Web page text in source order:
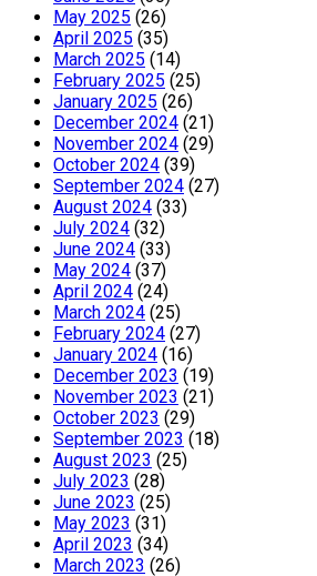
May 2025 (26)
April 2025 (35)
March 2025 (14)
February 2025 (25)
January 2025 (26)
December 2024 (21)
November 2024 (29)
October 2024 (39)
September 2024 (27)
August 2024 (33)
July 2024 (32)
June 2024 (33)
May 2024 (37)
April 2024 (24)
March 2024 (25)
February 2024 (27)
January 2024 (16)
December 2023 (19)
November 2023 (21)
October 2023 (29)
September 2023 (18)
August 2023 (25)
July 2023 (28)
June 2023 (25)
May 2023 (31)
April 2023 (34)
March 2023 (26)